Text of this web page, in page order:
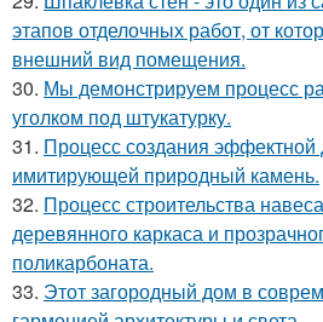
этапов отделочных работ, от
внешний вид помещения.
30. Мы демонстрируем процесс
уголком под штукатурку.
31. Процесс создания эффектной
имитирующей природный камень.
32. Процесс строительства
деревянного каркаса и
поликарбоната.
33. Этот загородный дом в